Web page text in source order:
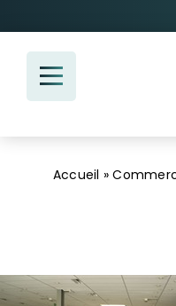
au
contenu
Accueil »